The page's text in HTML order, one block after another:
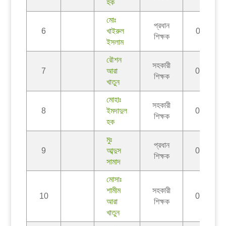
হক
6
মোঃ
খাইরুল
ইসলাম
প্রধান
শিক্ষক
7
রৌশন
আরা
খাতুন
সহকারী
শিক্ষক
8
মোহাঃ
ইমদাদুল
হক
সহকারী
শিক্ষক
9
মুঃ
আব্দুস
সামাদ
প্রধান
শিক্ষক
10
মোসাঃ
শামীম
আরা
খাতুন
সহকারী
শিক্ষক